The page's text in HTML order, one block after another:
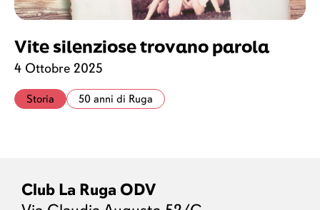
Vite silenziose trovano parola
4 Ottobre 2025
Storia 50 anni di Ruga
Club La Ruga ODV